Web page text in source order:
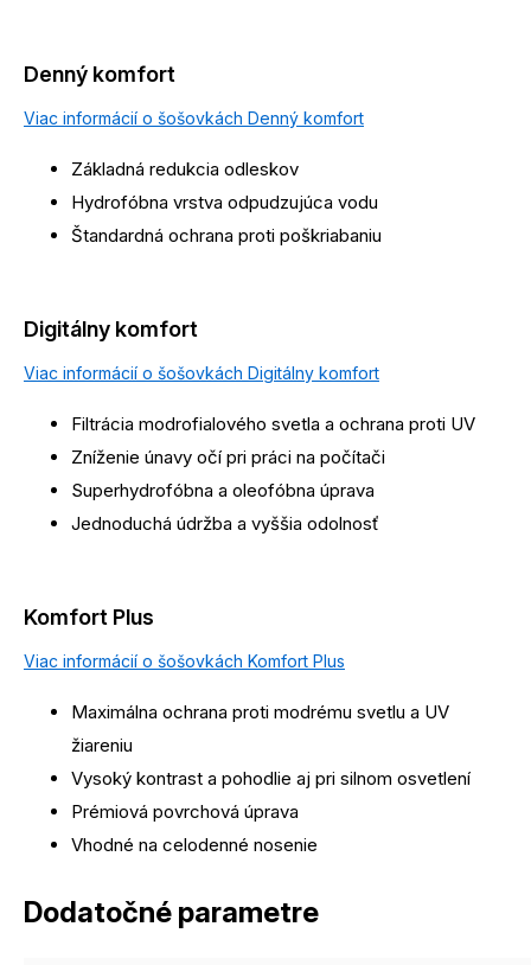
Denný komfort
Viac informácií o šošovkách Denný komfort
Základná redukcia odleskov
Hydrofóbna vrstva odpudzujúca vodu
Štandardná ochrana proti poškriabaniu
Digitálny komfort
Viac informácií o šošovkách Digitálny komfort
Filtrácia modrofialového svetla a ochrana proti UV
Zníženie únavy očí pri práci na počítači
Superhydrofóbna a oleofóbna úprava
Jednoduchá údržba a vyššia odolnosť
Komfort Plus
Viac informácií o šošovkách Komfort Plus
Maximálna ochrana proti modrému svetlu a UV
žiareniu
Vysoký kontrast a pohodlie aj pri silnom osvetlení
Prémiová povrchová úprava
Vhodné na celodenné nosenie
Dodatočné parametre